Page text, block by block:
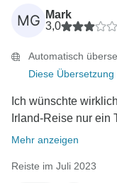
MG
Mark
3,0
Automatisch
Diese Übersetzung
Ich wünschte
Irland-Reise nur ein
Mehr anzeigen
Reiste im Juli 2023